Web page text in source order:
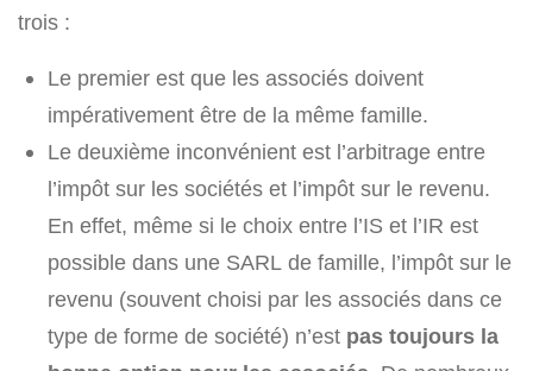
trois :
Le premier est que les associés doivent
impérativement être de la même famille.
Le deuxième inconvénient est l’arbitrage entre
l’impôt sur les sociétés et l’impôt sur le revenu.
En effet, même si le choix entre l’IS et l’IR est
possible dans une SARL de famille, l’impôt sur le
revenu (souvent choisi par les associés dans ce
type de forme de société) n’est pas toujours la